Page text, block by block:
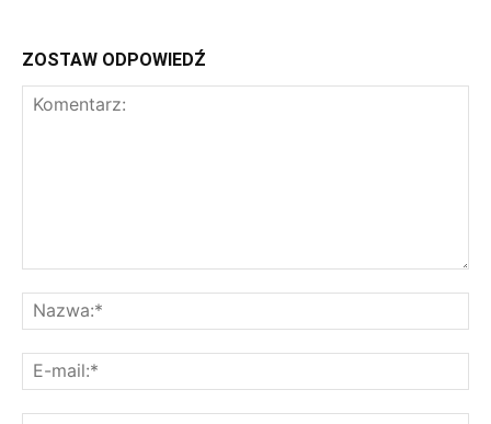
ZOSTAW ODPOWIEDŹ